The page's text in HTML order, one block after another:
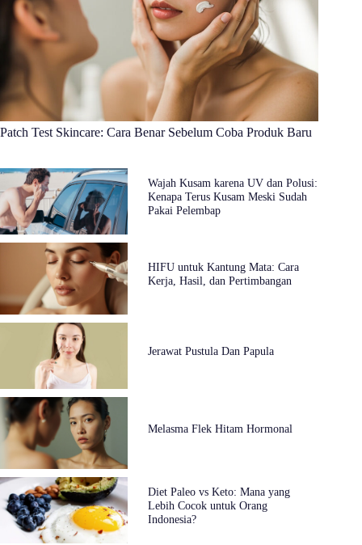
Patch Test Skincare: Cara Benar Sebelum Coba Produk Baru
Wajah Kusam karena UV dan Polusi:
Kenapa Terus Kusam Meski Sudah
Pakai Pelembap
HIFU untuk Kantung Mata: Cara
Kerja, Hasil, dan Pertimbangan
Jerawat Pustula Dan Papula
Melasma Flek Hitam Hormonal
Diet Paleo vs Keto: Mana yang
Lebih Cocok untuk Orang
Indonesia?